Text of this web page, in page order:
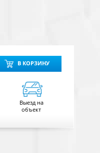
В КОРЗИНУ
Выезд на
объект